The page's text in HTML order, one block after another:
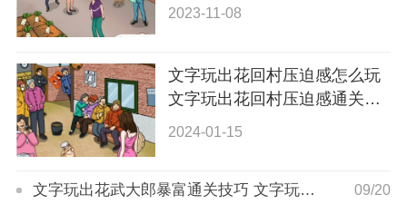
2023-11-08
文字玩出花回村压迫感怎么玩
文字玩出花回村压迫感通关技
巧
2024-01-15
文字玩出花武大郎暴富通关技巧 文字玩出花武大郎暴富怎么玩 09/20